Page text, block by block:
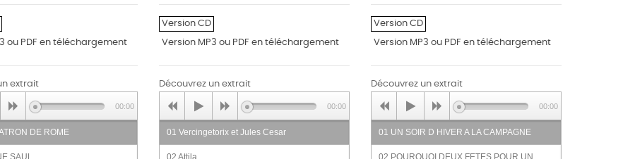
ou PDF en téléchargement
extrait
DE ROME
SAUL
00:00
Version CD
Version MP3 ou PDF en téléchargement
Découvrez un extrait
01 Vercingetorix et Jules Cesar
02 Attila
00:00
Version CD
Version MP3 ou PDF en téléchargement
Découvrez un extrait
01 UN SOIR D HIVER A LA CAMPAGNE
02 POURQUOI DEUX FETES POUR UN
00:00